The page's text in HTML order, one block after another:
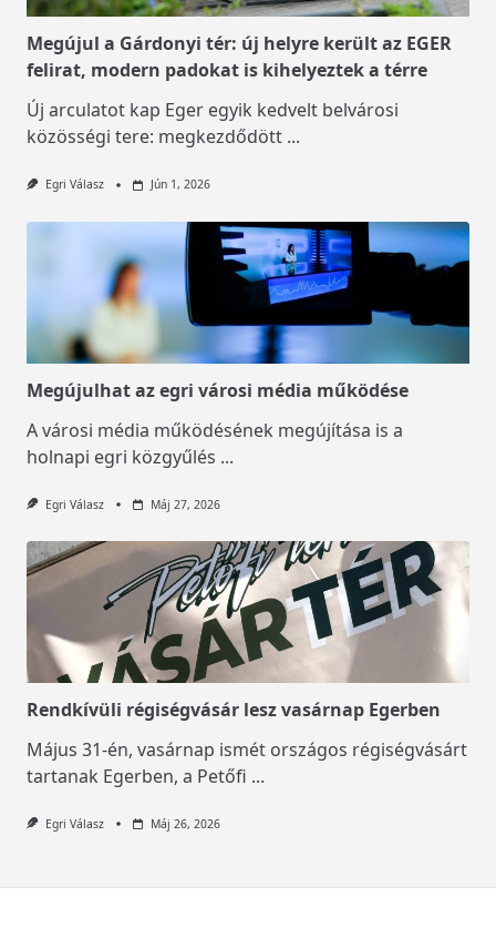
Megújul a Gárdonyi tér: új helyre került az EGER
felirat, modern padokat is kihelyeztek a térre
Új arculatot kap Eger egyik kedvelt belvárosi
közösségi tere: megkezdődött ...
Egri Válasz Jún 1, 2026
Megújulhat az egri városi média működése
A városi média működésének megújítása is a
holnapi egri közgyűlés ...
Egri Válasz Máj 27, 2026
Rendkívüli régiségvásár lesz vasárnap Egerben
Május 31-én, vasárnap ismét országos régiségvásárt
tartanak Egerben, a Petőfi ...
Egri Válasz Máj 26, 2026